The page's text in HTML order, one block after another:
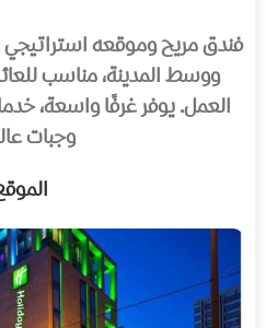
ووسط المدينة، مناسب
العمل. يوفر غرفًا واسعة،
وجبات